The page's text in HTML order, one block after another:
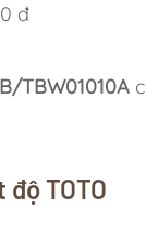
đ
TBW01010A
TOTO